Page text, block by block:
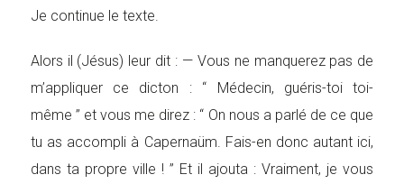
Je continue le texte.
Alors il (Jésus) leur dit : — Vous ne manquerez pas de
m’appliquer ce dicton : “ Médecin, guéris-toi toi-
même ” et vous me direz : “ On nous a parlé de ce que
tu as accompli à Capernaüm. Fais-en donc autant ici,
dans ta propre ville ! ” Et il ajouta : Vraiment, je vous